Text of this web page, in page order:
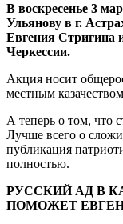
В воскресенье 3
Ульянову в г.
Евгения Стригина
Черкессии.
Акция носит
местным
А теперь о том, что
Лучше всего о
публикация
полностью.
РУССКИЙ АД В
ПОМОЖЕТ